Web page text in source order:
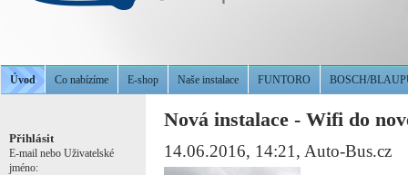
Úvod Co nabízíme E-shop Naše instalace FUNTORO BOSCH/
Přihlásit
E-mail nebo Uživatelské
jméno:
Nová instalace - Wifi do
14.06.2016, 14:21 , Auto-Bus.cz